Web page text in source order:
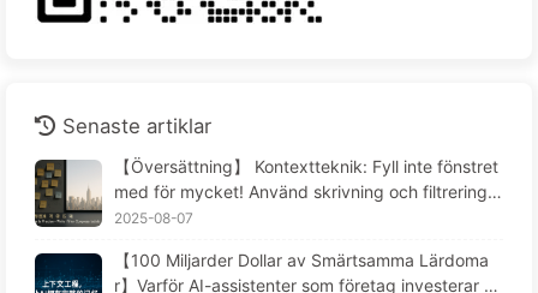
Senaste artiklar
【Översättning】 Kontextteknik: Fyll inte fönstret
med för mycket! Använd skrivning och filtrering i
fyra steg, var försiktig med förorening och förvirri
ngsamt 170
2025-08-07
【100 Miljarder Dollar av Smärtsamma Lärdoma
r】Varför AI-assistenter som företag investerar st